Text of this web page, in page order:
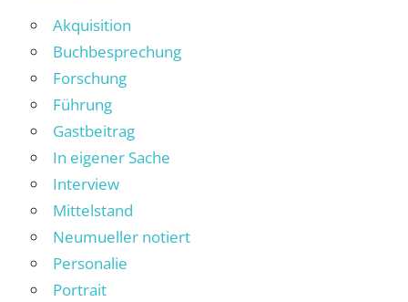
Akquisition
Buchbesprechung
Forschung
Führung
Gastbeitrag
In eigener Sache
Interview
Mittelstand
Neumueller notiert
Personalie
Portrait